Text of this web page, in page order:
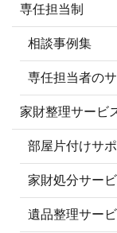
専任担当制
相談事例集
専任担当者の
家財整理サービ
部屋片付けサ
家財処分サー
遺品整理サー